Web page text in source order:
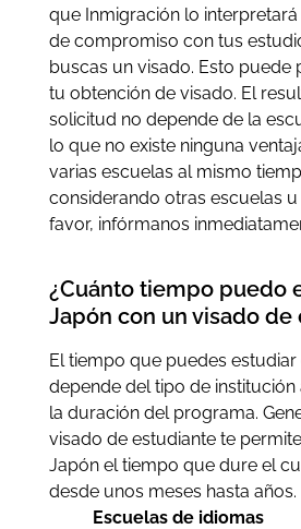
que Inmigración lo
de compromiso con tus
buscas un visado. Esto puede
tu obtención de visado. El
solicitud no depende de la
lo que no existe ninguna
varias escuelas al mismo
considerando otras escuelas
favor, infórmanos
¿Cuánto tiempo puedo
Japón con un visado de
El tiempo que puedes
depende del tipo de
la duración del programa.
visado de estudiante te
Japón el tiempo que dure el
desde unos meses hasta años.
Escuelas de idiomas